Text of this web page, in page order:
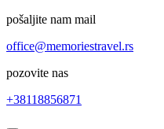
pošaljite nam mail
office@memoriestravel.rs
pozovite nas
+38118856871